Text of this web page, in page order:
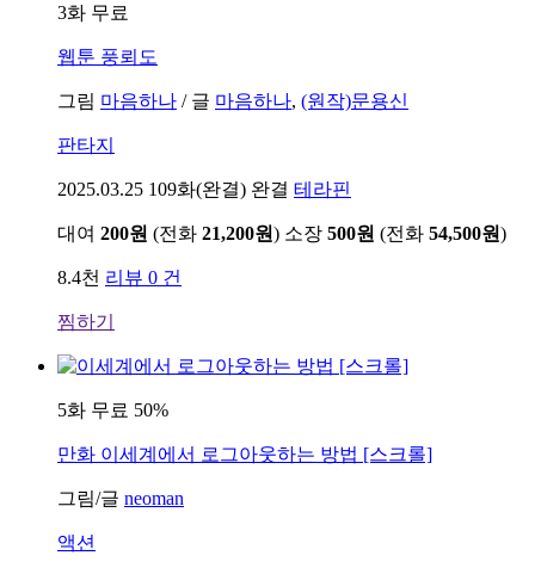
3화 무료
웹툰 풍뢰도
그림 마음하나 / 글 마음하나, (원작)문용신
판타지
2025.03.25 109화(완결) 완결 테라핀
대여 200원 (전화 21,200원) 소장 500원 (전화 54,500원)
8.4천 리뷰 0 건
찜하기
5화 무료 50%
만화 이세계에서 로그아웃하는 방법 [스크롤]
그림/글 neoman
액션